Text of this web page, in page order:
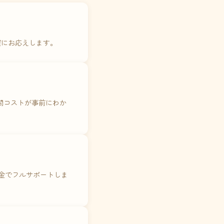
お応えします。
コストが事前にわか
でフルサポートしま